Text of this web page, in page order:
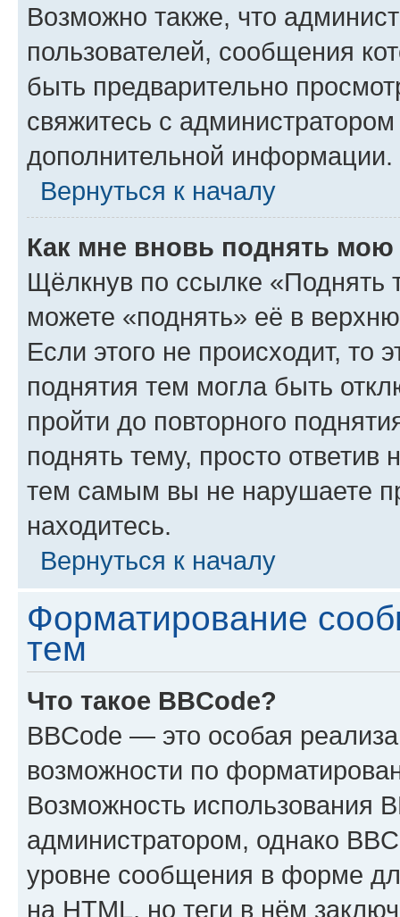
Возможно также, что
пользователей, сообщения
быть предварительно
свяжитесь с
дополнительной информации.
Вернуться к началу
Как мне вновь поднять мою
Щёлкнув по ссылке «Поднять
можете «поднять» её в
Если этого не происходит, то
поднятия тем могла быть
пройти до повторного
поднять тему, просто ответив
тем самым вы не нарушаете
находитесь.
Вернуться к началу
Форматирование
тем
Что такое BBCode?
BBCode — это особая
возможности по
Возможность использования
администратором, однако
уровне сообщения в форме
на HTML, но теги в нём